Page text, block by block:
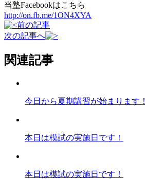
当塾Facebookはこちら
http://on.fb.me/1ON4XYA
前の記事
次の記事へ
関連記事
今日から夏期講習が始まります！
本日は模試の実施日です！
本日は模試の実施日です！